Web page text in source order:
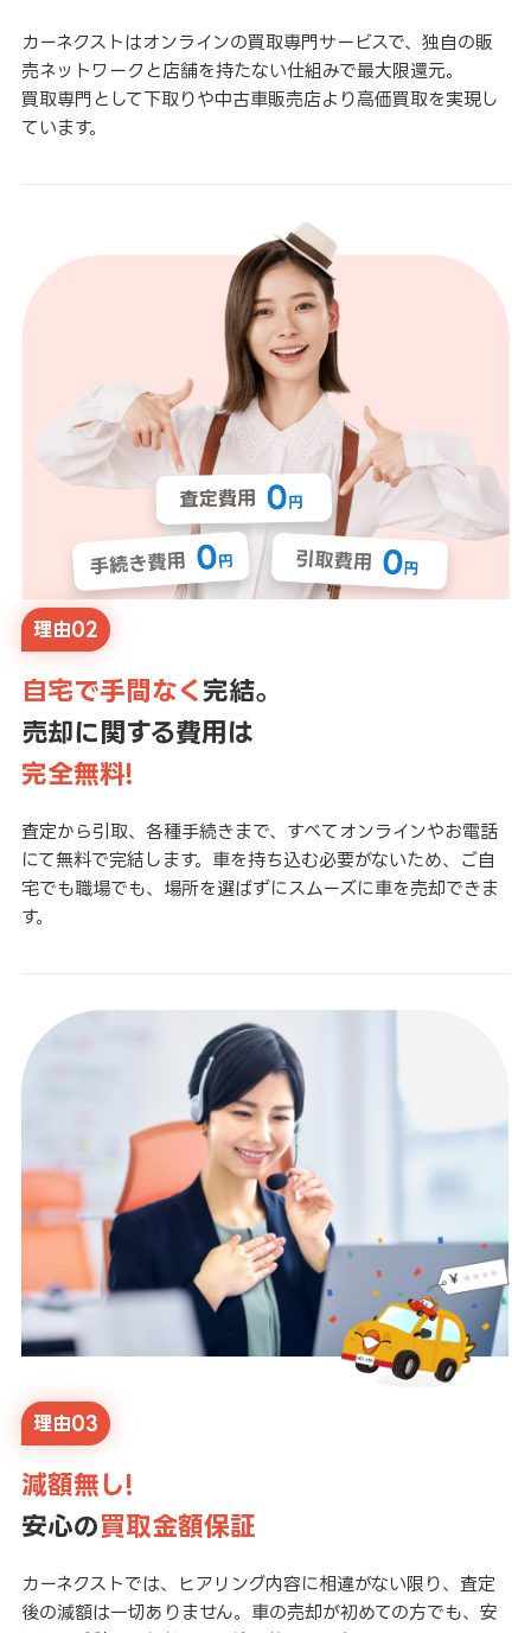
カーネクストはオンラインの買取専門サービスで、独自の販
売ネットワークと店舗を持たない仕組みで最大限還元。
買取専門として下取りや中古車販売店より高価買取を実現し
ています。
理由02
自宅で手間なく 完結。
売却に関する費用は
完全無料!
査定から引取、各種手続きまで、すべてオンラインやお電話
にて無料で完結します。車を持ち込む必要がないため、ご自
宅でも職場でも、場所を選ばずにスムーズに車を売却できま
す。
理由03
減額無し!
安心の買取金額保証
カーネクストでは、ヒアリング内容に相違がない限り、査定
後の減額は一切ありません。車の売却が初めての方でも、安